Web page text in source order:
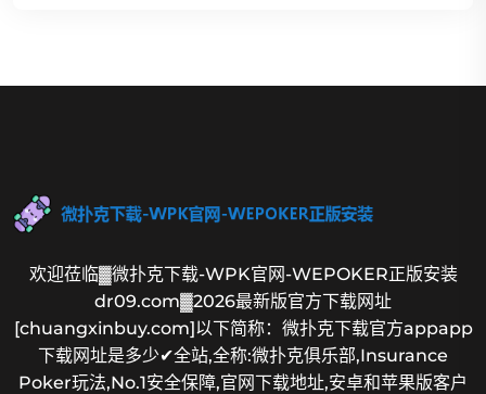
欢迎莅临▓微扑克下载-WPK官网-WEPOKER正版安装
dr09.com▓2026最新版官方下载网址
[chuangxinbuy.com]以下简称：微扑克下载官方appapp
下载网址是多少✔全站,全称:微扑克俱乐部,Insurance
Poker玩法,No.1安全保障,官网下载地址,安卓和苹果版客户